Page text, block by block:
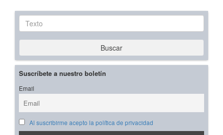
Texto
Buscar
Suscríbete a nuestro boletín
Email
Al suscribirme acepto la política de privacidad